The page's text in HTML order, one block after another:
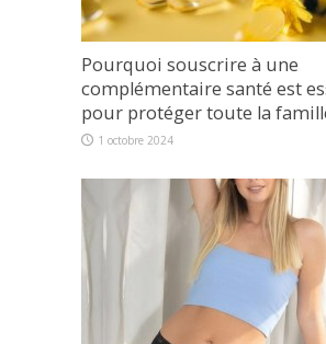
Pourquoi souscrire à une
complémentaire santé est
pour protéger toute la
1 octobre 2024